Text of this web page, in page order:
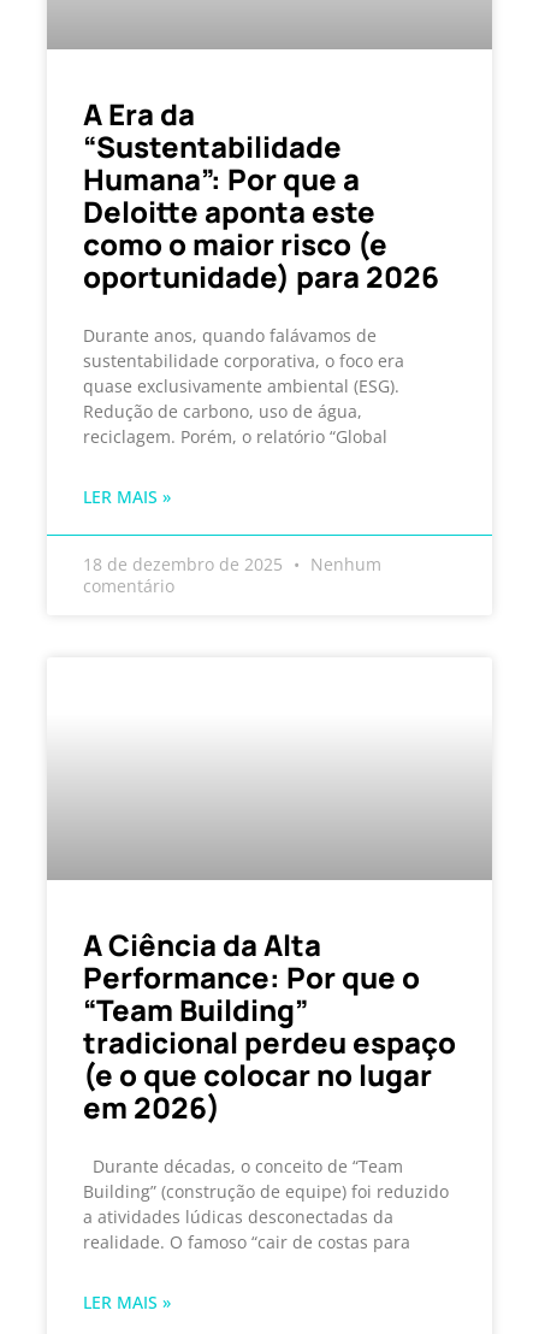
A Era da
“Sustentabilidade
Humana”: Por que a
Deloitte aponta este
como o maior risco (e
oportunidade) para 2026
Durante anos, quando falávamos de
sustentabilidade corporativa, o foco era
quase exclusivamente ambiental (ESG).
Redução de carbono, uso de água,
reciclagem. Porém, o relatório “Global
LER MAIS »
18 de dezembro de 2025
Nenhum
comentário
A Ciência da Alta
Performance: Por que o
“Team Building”
tradicional perdeu espaço
(e o que colocar no lugar
em 2026)
Durante décadas, o conceito de “Team
Building” (construção de equipe) foi reduzido
a atividades lúdicas desconectadas da
realidade. O famoso “cair de costas para
LER MAIS »